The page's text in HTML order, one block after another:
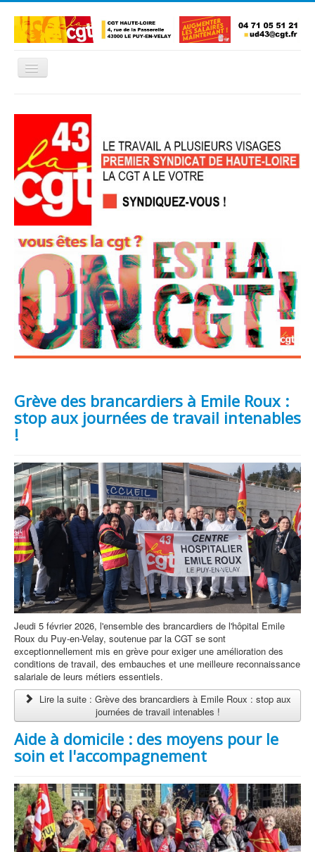
Basculer
L'Union Départementale
Les Unions Locales
Les syndicats locaux
Défendre vos droits
Se syndiquer
La confédératon nationale CGT
NOUS CONTACTER
Grève des brancardiers à Emile Roux :
stop aux journées de travail intenables
!
Jeudi 5 février 2026, l'ensemble des brancardiers de l'hôpital Emile
Roux du Puy-en-Velay, soutenue par la CGT se sont
exceptionnellement mis en grève pour exiger une amélioration des
conditions de travail, des embauches et une meilleure reconnaissance
salariale de leurs métiers essentiels.
Lire la suite : Grève des brancardiers à Emile Roux : stop aux
journées de travail intenables !
Aide à domicile : des moyens pour le
soin et l'accompagnement